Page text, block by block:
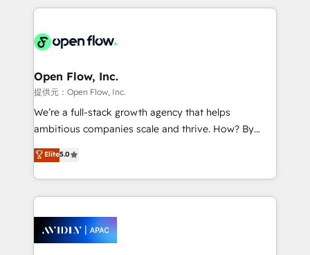
things are happening.
most effective way, while at the same time
integrated buyers journey. Elixir is located in
and Amsterdam. Elixir is a first mover and leader
when it comes to HubSpot sales and service
implementations, highly renowned for our business
acumen, process (re-)design experience and a
integrate HubSpot with complex solutions like SAP,
MicroSoft, custom solutions,... Our company also has
Retail execution, CPQ, customer portals and
HubSpot CMS developments. And we're champions
Open Flow, Inc.
提供元：Open Flow, Inc.
We’re a full-stack growth agency that helps
ambitious companies scale and thrive. How? By
upgrading and streamlining every single revenue-
generating aspect of your business. We’re proud
HubSpot Elite Solutions Partners and devout CRM
nerds who can harness HubSpot’s custom digital
experience. Working hand-in-hand with your team,
we’ll assemble a RevOps machine that drives more
Elite5.0